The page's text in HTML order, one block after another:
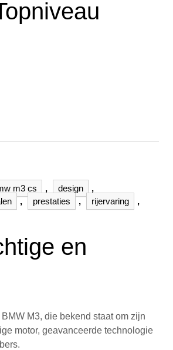
m3 cs , design
,
, prestaties , rijervaring
,
en
M3, die bekend staat om zijn
motor, geavanceerde technologie